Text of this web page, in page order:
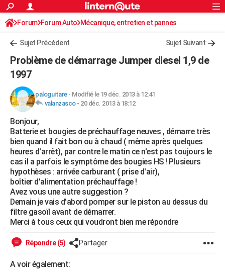
ACTUALITÉS
Politique
Société
Faits Divers
Education
Monde
Villes
+
Programme TV
TNTStreaming
Cinéma
Sorties cinéma
Musique
+FINANCE
Retraite
Impôts
Epargne
Immobilier
Risques naturels par ville
Banque
Assurance
Crédit
AUTO
Essais
Réserver un essai
Citadines
Berlines
SUV
Forum auto
HIGH-TECH
Mobiles
Meilleur smartphone
Internet
Ordinateurs
Jeux vidéo
Guide high-tech
BRICOLAGE
Forum
Aménagement intérieur
Extérieur
Cuisine
Salle de bains
Jardinage
Rangement
WEEK-END
Guides de France
Escapades
Patrimoine
Expositions
Musées
Week-end nature
+LIFESTYLE
Art de vivre
Bien-être
Loisirs
Mode
Modes de vie
SANTE
Alimentation
Guide de la santé
Maladies
Médicaments
Sommeil
VOYAGE
PHOTO
Rechercher
S'inscrire
Connexion
Forum Forum Auto Mécanique, entretien et pannes
Sujet Précédent Sujet Suivant
Problème de démarrage Jumper diesel 1,9 de
1997
paloguitare- Modifié le 19 déc. 2013 à 12:41
valanzasco- 20 déc. 2013 à 18:12
Bonjour,
Batterie et bougies de préchauffage neuves , démarre très
bien quand il fait bon ou à chaud ( même après quelques
heures d'arrêt), par contre le matin ce n'est pas toujours le
cas il a parfois le symptôme des bougies HS ! Plusieurs
hypothèses : arrivée carburant ( prise d'air),
boîtier d'alimentation préchauffage !
Avez vous une autre suggestion ?
Demain je vais d'abord pomper sur le piston au dessus du
filtre gasoïl avant de démarrer.
Merci à tous ceux qui voudront bien me répondre
Répondre (5) Partager
A voir également: